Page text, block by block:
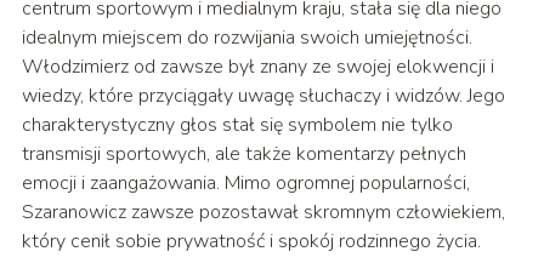
centrum sportowym i medialnym kraju, stała się dla niego
idealnym miejscem do rozwijania swoich umiejętności.
Włodzimierz od zawsze był znany ze swojej elokwencji i
wiedzy, które przyciągały uwagę słuchaczy i widzów. Jego
charakterystyczny głos stał się symbolem nie tylko
transmisji sportowych, ale także komentarzy pełnych
emocji i zaangażowania. Mimo ogromnej popularności,
Szaranowicz zawsze pozostawał skromnym człowiekiem,
który cenił sobie prywatność i spokój rodzinnego życia.